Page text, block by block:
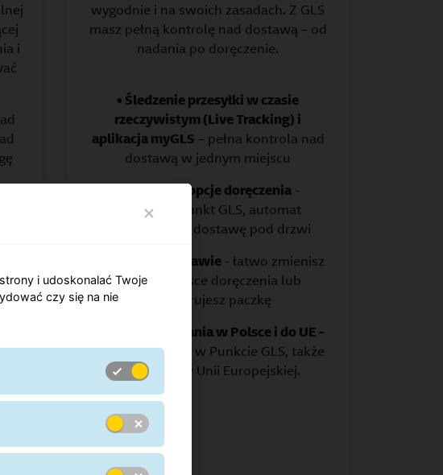
i
wygodnie i na swoich zasadach. Z GLS
masz pełną kontrolę nad dostawą – od
nadania po doręczenie.
• Śledzenie przesyłki w czasie
rzeczywistym (Live Tracking) i
aplikacja myGLS – pełna kontrola nad
dostawą w jednym miejscu
• Wygodne opcje doręczenia-
wybierasz Punkt GLS, automat
paczkowy lub dostawę pod drzwi
• Zmiany w dostawie - łatwo zmienisz
termin, miejsce doręczenia lub
przekierujesz paczkę
• Korzystne nadania w Polsce i do UE -
wysyłasz paczkę w Punkcie GLS, także
do 24 krajów Unii Europejskiej.
i udoskonalać Twoje
czy się na nie